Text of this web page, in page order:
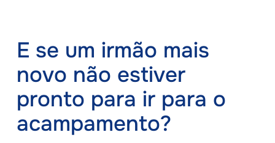
E se um irmão mais
novo não estiver
pronto para ir para o
acampamento?